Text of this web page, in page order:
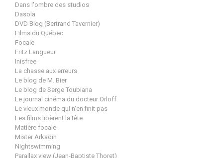
Dans l'ombre des studios
Dasola
DVD Blog (Bertrand Tavernier)
Films du Québec
Focale
Fritz Langueur
Inisfree
La chasse aux erreurs
Le blog de M. Bier
Le blog de Serge Toubiana
Le journal cinéma du docteur Orloff
Le vieux monde qui n'en finit pas
Les films libèrent la tête
Matière focale
Mister Arkadin
Nightswimming
Parallax view (Jean-Baptiste Thoret)